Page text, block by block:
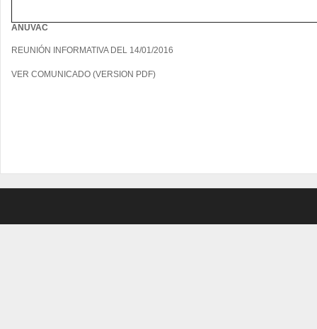
ANUVAC
REUNIÓN INFORMATIVA DEL 14/01/2016
VER COMUNICADO (VERSION PDF)